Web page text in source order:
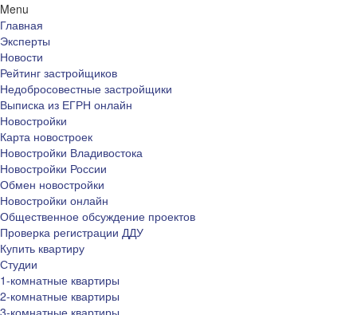
Menu
Главная
Эксперты
Новости
Рейтинг застройщиков
Недобросовестные застройщики
Выписка из ЕГРН онлайн
Новостройки
Карта новостроек
Новостройки Владивостока
Новостройки России
Обмен новостройки
Новостройки онлайн
Общественное обсуждение проектов
Проверка регистрации ДДУ
Купить квартиру
Студии
1-комнатные квартиры
2-комнатные квартиры
3-комнатные квартиры